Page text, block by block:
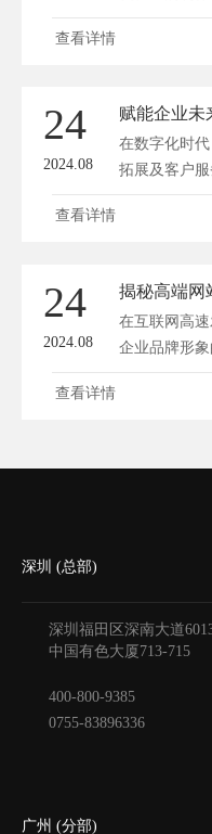
经...
查看详情
24
2024.08
在数字化时
拓展及客户
查看详情
24
2024.08
在互联网高
企业品牌形象
查看详情
深圳 (总部)
深圳福田区深南大道
中国有色大厦 713-715
400-800-9385
0755-83896336
广州 (分部)